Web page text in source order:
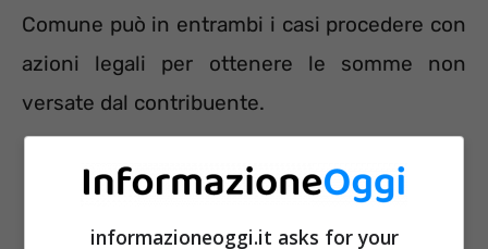
Comune può in entrambi i casi procedere con
azioni legali per ottenere le somme non
versate dal contribuente.
informazioneoggi.it asks for your